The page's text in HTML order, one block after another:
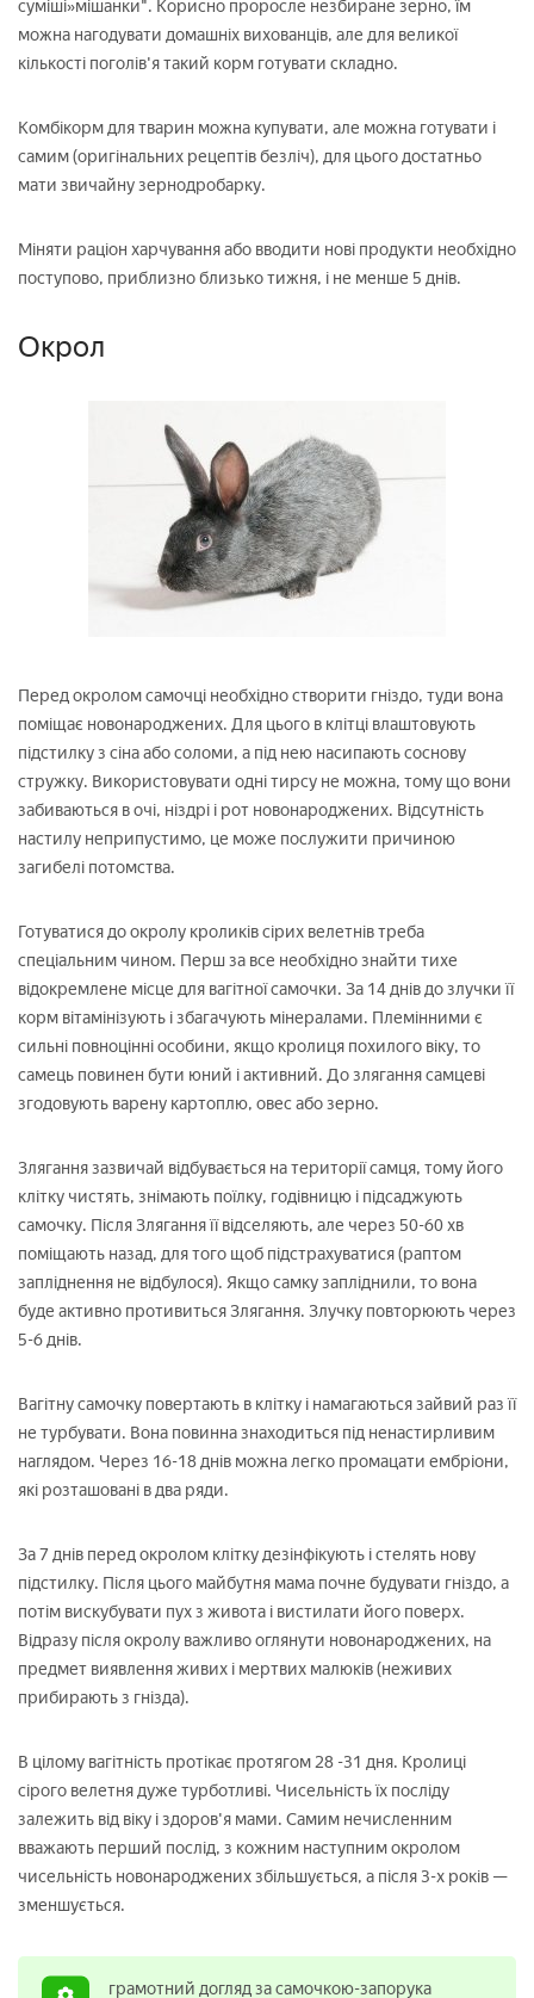
суміші»мішанки". Корисно проросле незбиране зерно, їм
можна нагодувати домашніх вихованців, але для великої
кількості поголів'я такий корм готувати складно.
Комбікорм для тварин можна купувати, але можна готувати і
самим (оригінальних рецептів безліч), для цього достатньо
мати звичайну зернодробарку.
Міняти раціон харчування або вводити нові продукти необхідно
поступово, приблизно близько тижня, і не менше 5 днів.
Окрол
Перед окролом самочці необхідно створити гніздо, туди вона
поміщає новонароджених. Для цього в клітці влаштовують
підстилку з сіна або соломи, а під нею насипають соснову
стружку. Використовувати одні тирсу не можна, тому що вони
забиваються в очі, ніздрі і рот новонароджених. Відсутність
настилу неприпустимо, це може послужити причиною
загибелі потомства.
Готуватися до окролу кроликів сірих велетнів треба
спеціальним чином. Перш за все необхідно знайти тихе
відокремлене місце для вагітної самочки. За 14 днів до злучки її
корм вітамінізують і збагачують мінералами. Племінними є
сильні повноцінні особини, якщо кролиця похилого віку, то
самець повинен бути юний і активний. До злягання самцеві
згодовують варену картоплю, овес або зерно.
Злягання зазвичай відбувається на території самця, тому його
клітку чистять, знімають поїлку, годівницю і підсаджують
самочку. Після Злягання її відселяють, але через 50-60 хв
поміщають назад, для того щоб підстрахуватися (раптом
запліднення не відбулося). Якщо самку запліднили, то вона
буде активно противиться Злягання. Злучку повторюють через
5-6 днів.
Вагітну самочку повертають в клітку і намагаються зайвий раз її
не турбувати. Вона повинна знаходиться під ненастирливим
наглядом. Через 16-18 днів можна легко промацати ембріони,
які розташовані в два ряди.
За 7 днів перед окролом клітку дезінфікують і стелять нову
підстилку. Після цього майбутня мама почне будувати гніздо, а
потім вискубувати пух з живота і вистилати його поверх.
Відразу після окролу важливо оглянути новонароджених, на
предмет виявлення живих і мертвих малюків (неживих
прибирають з гнізда).
В цілому вагітність протікає протягом 28 -31 дня. Кролиці
сірого велетня дуже турботливі. Чисельність їх посліду
залежить від віку і здоров'я мами. Самим нечисленним
вважають перший послід, з кожним наступним окролом
чисельність новонароджених збільшується, а після 3-х років —
зменшується.
грамотний догляд за самочкою-запорука